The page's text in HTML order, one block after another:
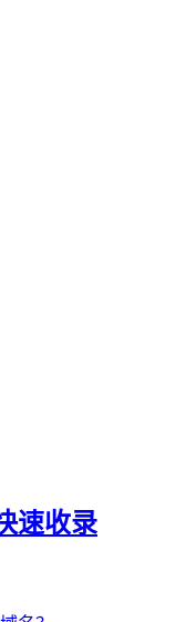
速收录